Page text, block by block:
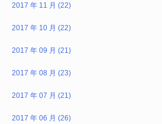
2017 年 11 月 (22)
2017 年 10 月 (22)
2017 年 09 月 (21)
2017 年 08 月 (23)
2017 年 07 月 (21)
2017 年 06 月 (26)